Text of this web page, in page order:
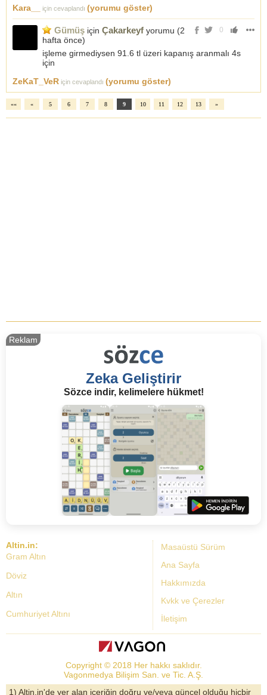
Kara__
için cevaplandı (yorumu göster)
0
Gümüş için Çakarkeyf yorumu (2
hafta önce)
işleme girmediysen 91.6 tl üzeri kapanış aranmalı 4s
için
ZeKaT_VeR için cevaplandı (yorumu göster)
«« « 5 6 7 8 9 10 11 12 13 »
Zeka Geliştirir
Sözce indir, kelimelere hükmet!
Reklam
Masaüstü Sürüm
Ana Sayfa
Hakkımızda
Kvkk ve Çerezler
İletişim
Altin.in:
Gram Altın
Döviz
Altın
Cumhuriyet Altını
Dolar Kuru
Altın Yorumları
Copyright © 2018 Her hakkı saklıdır.
Vagonmedya Bilişim San. ve Tic. A.Ş.
1) Altin.in'de yer alan içeriğin doğru ve/veya güncel olduğu hiçbir